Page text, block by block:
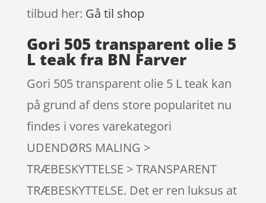
tilbud her: Gå til shop
Gori 505 transparent olie 5
L teak fra BN Farver
Gori 505 transparent olie 5 L teak kan
på grund af dens store popularitet nu
findes i vores varekategori
UDENDØRS MALING >
TRÆBESKYTTELSE > TRANSPARENT
TRÆBESKYTTELSE. Det er ren luksus at